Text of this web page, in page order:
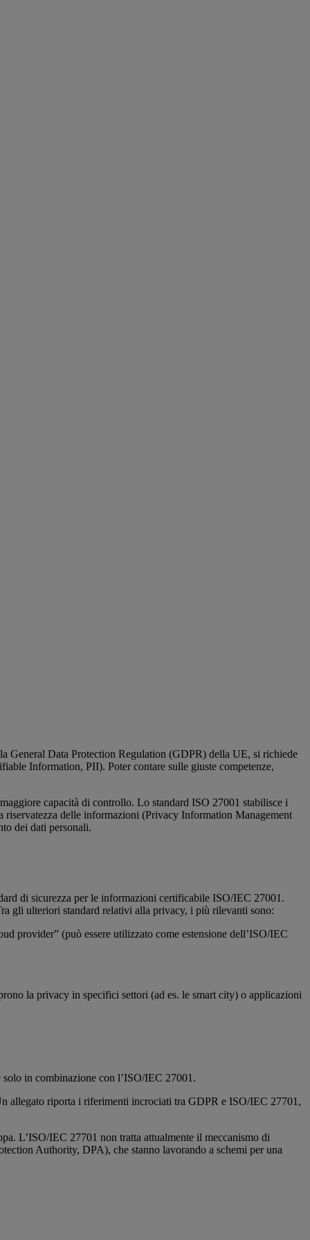
General Data Protection Regulation (GDPR) della UE, si richiede
Information, PII). Poter contare sulle giuste competenze,
capacità di controllo. Lo standard ISO 27001 stabilisce i
riservatezza delle informazioni (Privacy Information Management
dei dati personali.
di sicurezza per le informazioni certificabile ISO/IEC 27001.
gli ulteriori standard relativi alla privacy, i più rilevanti sono:
provider” (può essere utilizzato come estensione dell’ISO/IEC
la privacy in specifici settori (ad es. le smart city) o applicazioni
in combinazione con l’ISO/IEC 27001.
allegato riporta i riferimenti incrociati tra GDPR e ISO/IEC 27701,
L’ISO/IEC 27701 non tratta attualmente il meccanismo di
Authority, DPA), che stanno lavorando a schemi per una